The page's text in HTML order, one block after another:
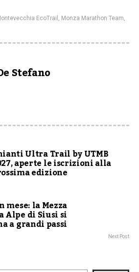
EcoTrail , Monza Marathon Team,
Stefano
Ultra Trail by UTMB
aperte le iscrizioni alla
edizione
mese: la Mezza
Alpe di Siusi si
a grandi passi
Next Post